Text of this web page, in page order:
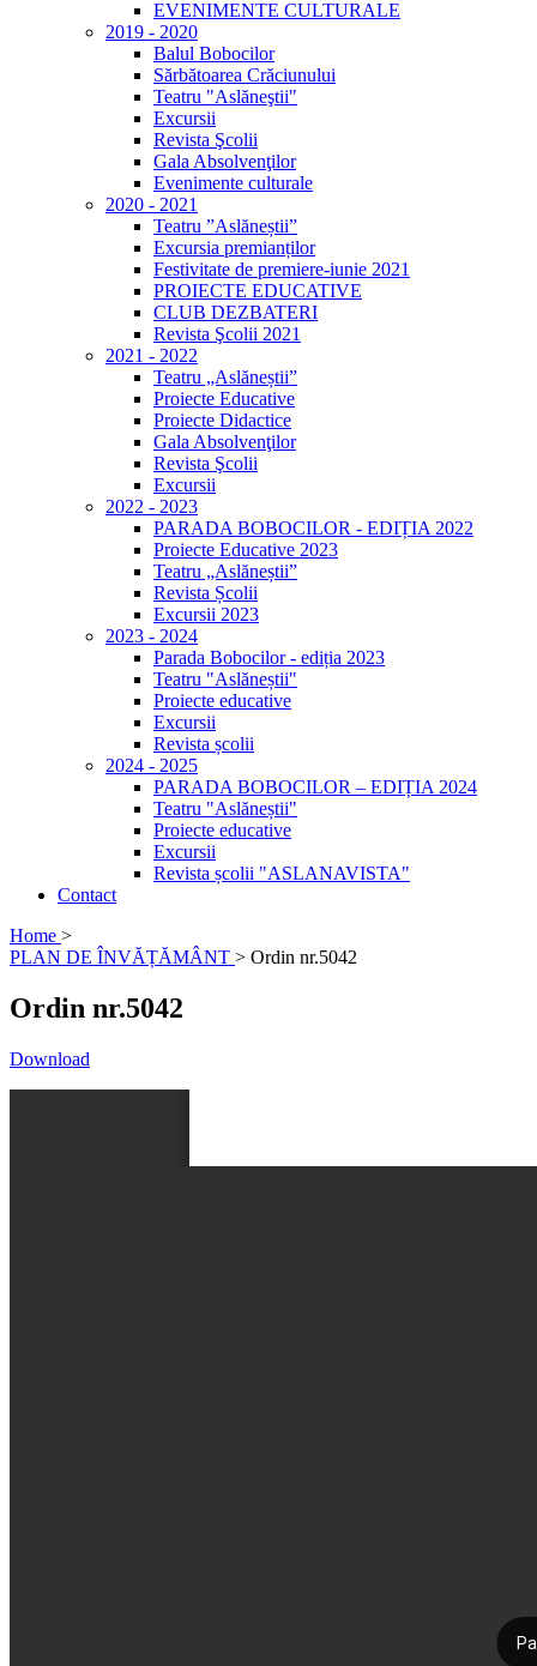
EVENIMENTE CULTURALE
2019 - 2020
Balul Bobocilor
Sărbătoarea Crăciunului
Teatru "Aslăneştii"
Excursii
Revista Şcolii
Gala Absolvenţilor
Evenimente culturale
2020 - 2021
Teatru ”Aslăneștii”
Excursia premianților
Festivitate de premiere-iunie 2021
PROIECTE EDUCATIVE
CLUB DEZBATERI
Revista Şcolii 2021
2021 - 2022
Teatru „Aslăneștii”
Proiecte Educative
Proiecte Didactice
Gala Absolvenţilor
Revista Şcolii
Excursii
2022 - 2023
PARADA BOBOCILOR - EDIȚIA 2022
Proiecte Educative 2023
Teatru „Aslăneștii”
Revista Școlii
Excursii 2023
2023 - 2024
Parada Bobocilor - ediția 2023
Teatru "Aslăneștii"
Proiecte educative
Excursii
Revista școlii
2024 - 2025
PARADA BOBOCILOR – EDIȚIA 2024
Teatru "Aslăneștii"
Proiecte educative
Excursii
Revista școlii "ASLANAVISTA"
Contact
Home >
PLAN DE ÎNVĂȚĂMÂNT > Ordin nr.5042
Ordin nr.5042
Download